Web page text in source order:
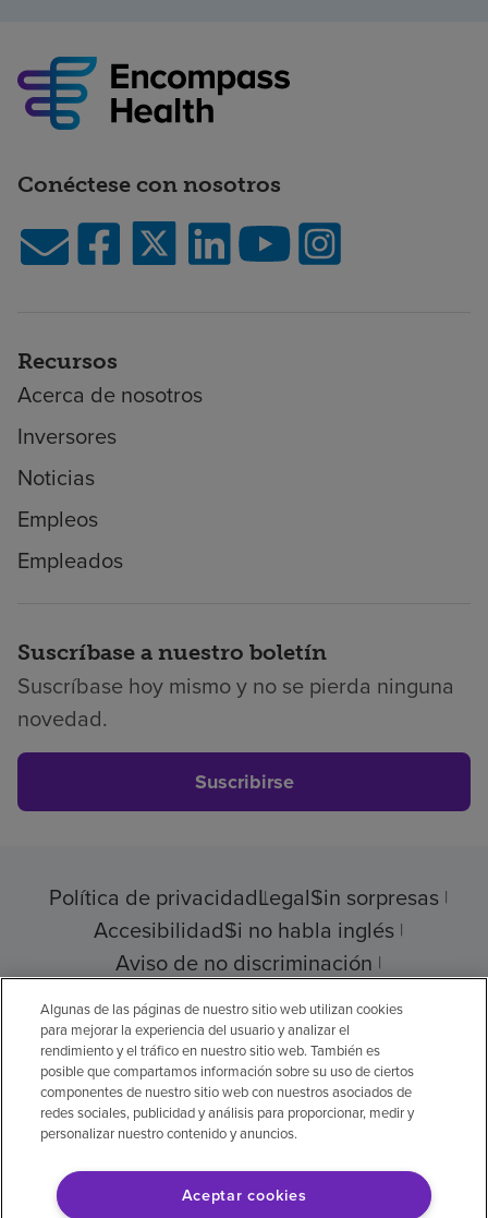
Conéctese con nosotros
Recursos
Acerca de nosotros
Inversores
Noticias
Empleos
Empleados
Suscríbase a nuestro boletín
Suscríbase hoy mismo y no se pierda ninguna
novedad.
Suscribirse
Política de privacidadLegalSin sorpresas
AccesibilidadSi no habla inglés
Aviso de no discriminación
Cumplimiento de los proveedores
© 2026 Encompass Health Corporation
Preferencias de cookies
Algunas de las páginas de nuestro sitio web utilizan cookies
para mejorar la experiencia del usuario y analizar el
rendimiento y el tráfico en nuestro sitio web. También es
posible que compartamos información sobre su uso de ciertos
componentes de nuestro sitio web con nuestros asociados de
redes sociales, publicidad y análisis para proporcionar, medir y
personalizar nuestro contenido y anuncios.
Aceptar cookies